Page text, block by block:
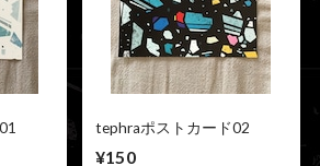
tephraポストカード02
¥150